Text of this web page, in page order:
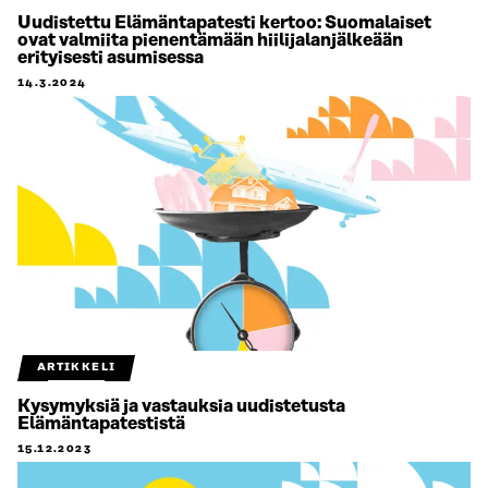
Uudistettu Elämäntapatesti kertoo: Suomalaiset
ovat valmiita pienentämään hiilijalanjälkeään
erityisesti asumisessa
14.3.2024
ARTIKKELI
Kysymyksiä ja vastauksia uudistetusta
Elämäntapatestistä
15.12.2023